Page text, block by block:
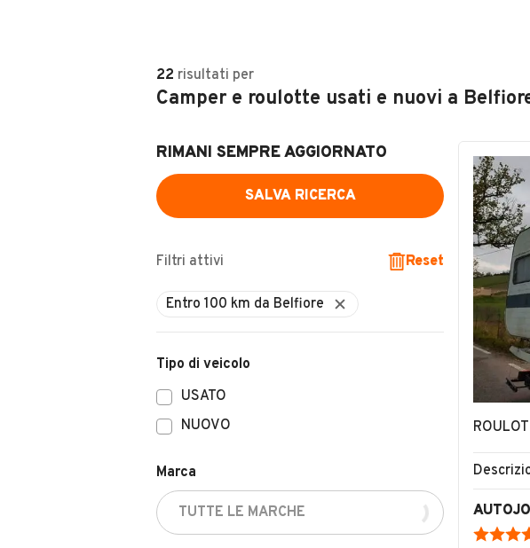
22 risultati per
Camper e roulotte usati e nuovi a
RIMANI SEMPRE AGGIORNATO
SALVA RICERCA
Filtri attivi Reset
Tipo di veicolo
USATO
NUOVO
Marca